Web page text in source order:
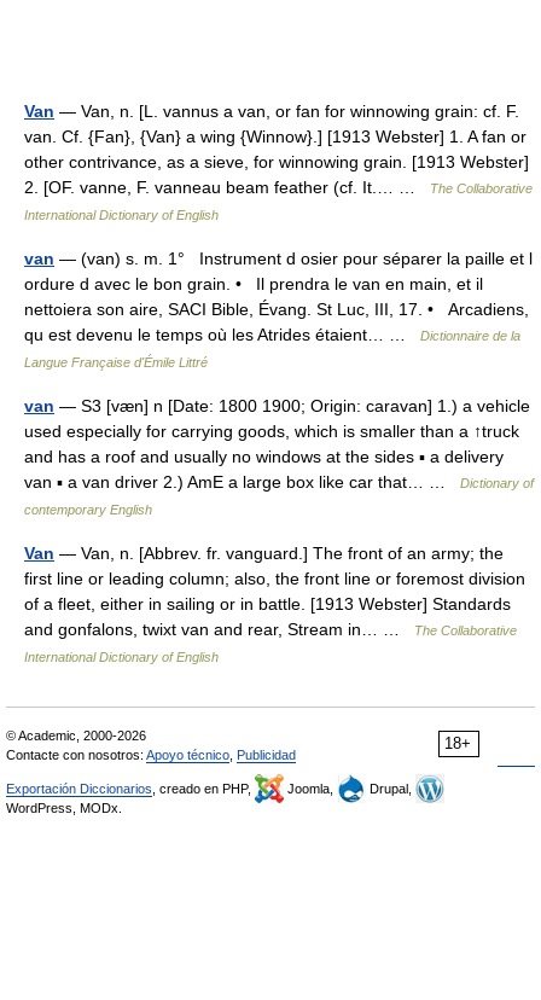
Van — Van, n. [L. vannus a van, or fan for winnowing grain: cf. F.
van. Cf. {Fan}, {Van} a wing {Winnow}.] [1913 Webster] 1. A fan or
other contrivance, as a sieve, for winnowing grain. [1913 Webster]
2. [OF. vanne, F. vanneau beam feather (cf. It.… …
The Collaborative
International Dictionary of English
van — (van) s. m. 1° Instrument d osier pour séparer la paille et l
ordure d avec le bon grain. • Il prendra le van en main, et il
nettoiera son aire, SACI Bible, Évang. St Luc, III, 17. • Arcadiens,
qu est devenu le temps où les Atrides étaient… …
Dictionnaire de la
Langue Française d'Émile Littré
van — S3 [væn] n [Date: 1800 1900; Origin: caravan] 1.) a vehicle
used especially for carrying goods, which is smaller than a ↑truck
and has a roof and usually no windows at the sides ▪ a delivery
van ▪ a van driver 2.) AmE a large box like car that… …
Dictionary of
contemporary English
Van — Van, n. [Abbrev. fr. vanguard.] The front of an army; the
first line or leading column; also, the front line or foremost division
of a fleet, either in sailing or in battle. [1913 Webster] Standards
and gonfalons, twixt van and rear, Stream in… …
The Collaborative
International Dictionary of English
18+
© Academic, 2000-2026
Contacte con nosotros: Apoyo técnico Publicidad
Exportación Diccionarios , creado en PHP, Joomla,
Drupal,
WordPress, MODx.